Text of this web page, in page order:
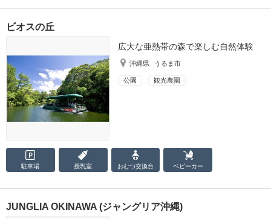
ビオスの丘
広大な亜熱帯の森で楽しむ自然体験
沖縄県 うるま市
公園 観光農園
駐車場 授乳室 おむつ交換台 ベビーカー
JUNGLIA OKINAWA (ジャングリア沖縄)